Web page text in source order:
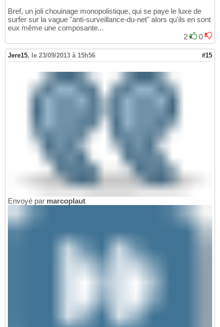
Bref, un joli chouinage monopolistique, qui se paye le luxe de
surfer sur la vague "anti-surveillance-du-net" alors qu'ils en sont
eux même une composante...
2
0
Jere15, le 23/09/2013 à 15h56 #15
Envoyé par marcoplaut